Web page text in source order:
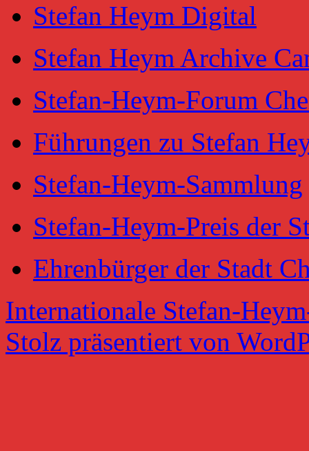
Stefan Heym Digital
Stefan Heym Archive
Stefan-Heym-Forum
Führungen zu Stefan
Stefan-Heym-Sammlung
Stefan-Heym-Preis der
Ehrenbürger der Stadt
Internationale Stefan-
Stolz präsentiert von